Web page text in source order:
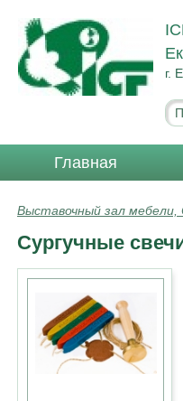
г.
Главная
Выставочный зал
Сургучные